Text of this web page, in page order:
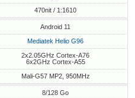
470nit / 1:1610
Android 11
Mediatek Helio G96
2x2.05GHz Cortex-A76
6x2GHz Cortex-A55
Mali-G57 MP2, 950MHz
8/128 Go